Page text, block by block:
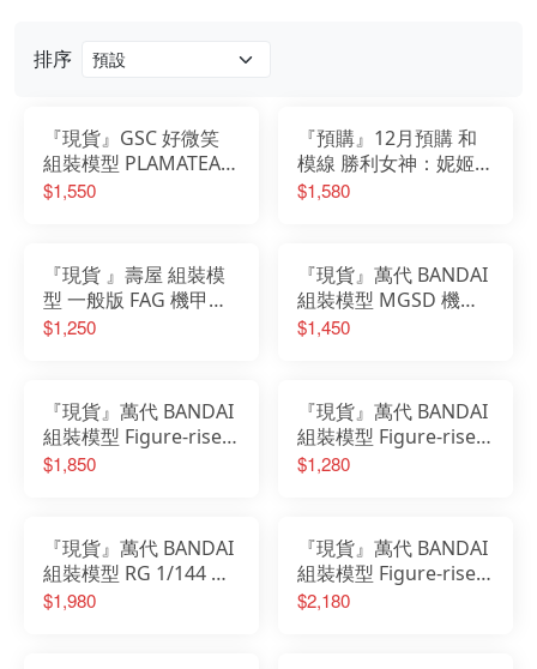
排序
『現貨』GSC 好微笑
組裝模型 PLAMATEA
初音未來 MIKU 中央町
$1,550
『預購』12月預購 和
模線 勝利女神：妮姬
小紅帽 1/12 組裝模型
$1,580
『現貨 』壽屋 組裝模
型 一般版 FAG 機甲少
女 機音少女 初音未來
$1,250
『現貨』萬代 BANDAI
組裝模型 MGSD 機動
戰士鋼彈 seed destiny
$1,450
『現貨』萬代 BANDAI
組裝模型 Figure-rise
Standard 遊戲王 三幻
$1,850
『現貨』萬代 BANDAI
組裝模型 Figure-rise
Standard 遊戲王 青眼
$1,280
『現貨』萬代 BANDAI
組裝模型 RG 1/144 曉
鋼彈 (大鷲裝備)
$1,980
『現貨』萬代 BANDAI
組裝模型 Figure-rise
Standard 遊戲王 三幻
$2,180